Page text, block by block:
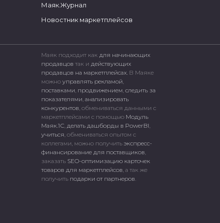
Маяк.Журнал
Новостник маркетплейсов
Маяк подходит как для начинающих
продавцов так и действующих
продавцов на маркетплейсах. В Маяке
можно управлять рекламой
поставками продвижением следить за
показателями анализировать
конкурентов , обмениваться данными с
маркетплейсами c помощью Модуль
Маяк.1С делать дашборды в PowerBI
учиться , обмениваться опытом с
коллегами, можно получить экспресс-
финансирование для поставщиков
заказать SEO-оптимизацию карточек
товаров для маркетплейсов , а так же
получить подарки от партнеров